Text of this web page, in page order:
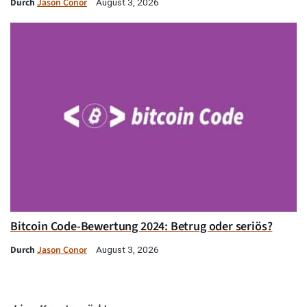
Durch Jason Conor August 3, 2026
Bitcoin Code-Bewertung 2024: Betrug oder seriös?
Durch Jason Conor August 3, 2026